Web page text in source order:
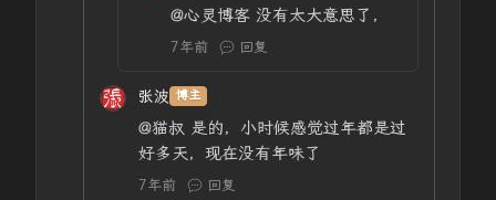
@心灵博客 没有太大意思了，
7年前 回复
张波 博主
@猫叔 是的，小时候感觉过年都是过
好多天，现在没有年味了
7年前 回复